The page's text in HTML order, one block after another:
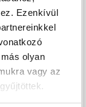
Ezenkívül
olyan
vagy az
4, és 5 SZOBÁS